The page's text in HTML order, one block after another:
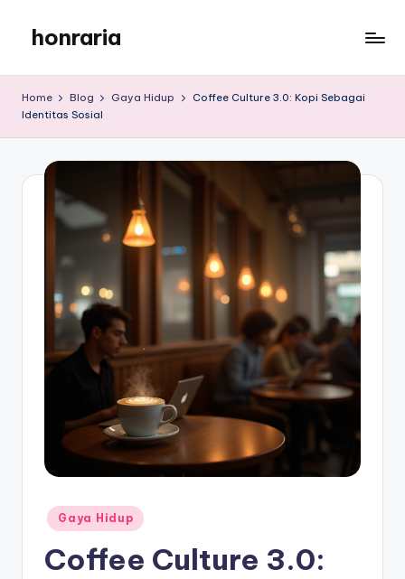
content
honraria
Home Blog Gaya Hidup
Coffee Culture 3.0: Kopi Sebagai
Identitas Sosial
Posted
in
Gaya Hidup
Coffee Culture 3.0: